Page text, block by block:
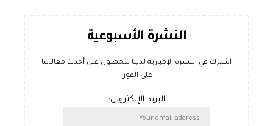
النشرة الأسبوعية
اشترك في النشرة الإخبارية لدينا للحصول على أحدث مقالاتنا
على الفور!
البريد الإلكتروني: